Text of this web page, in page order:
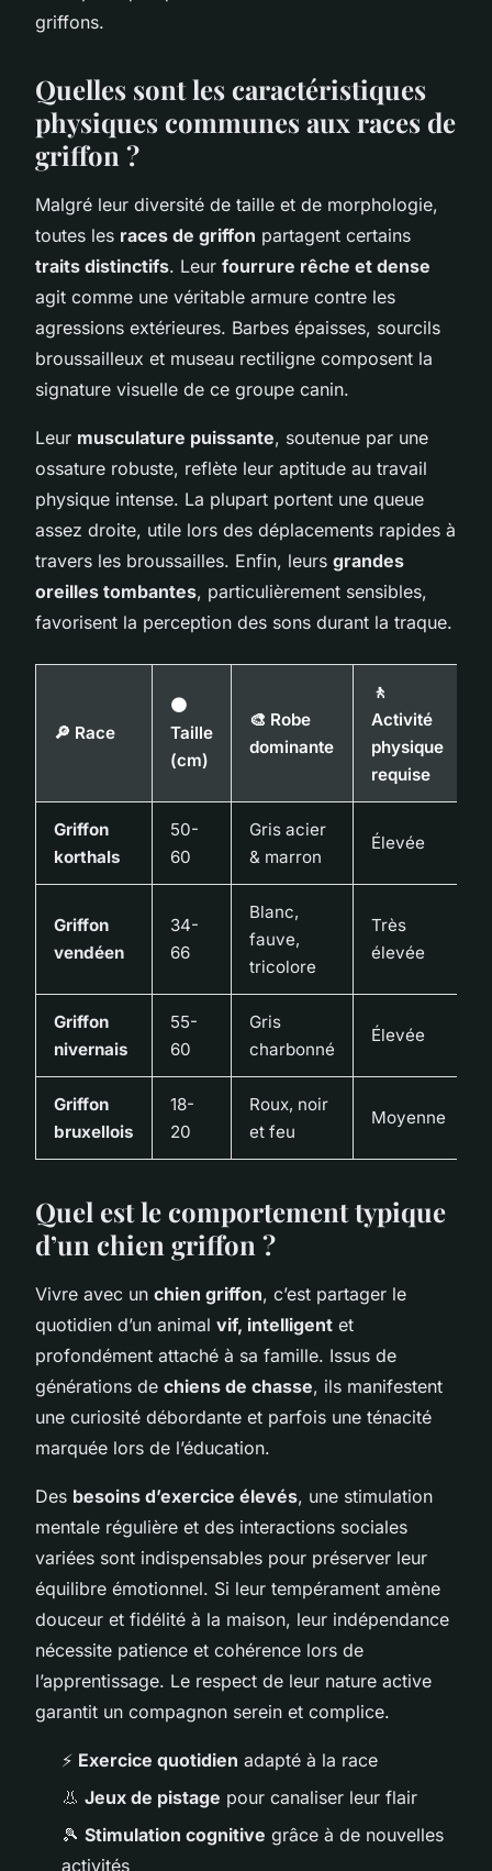
griffons.
Quelles sont les caractéristiques
physiques communes aux races de
griffon ?
Malgré leur diversité de taille et de morphologie,
toutes les races de griffon partagent certains
traits distinctifs. Leur fourrure rêche et dense
agit comme une véritable armure contre les
agressions extérieures. Barbes épaisses, sourcils
broussailleux et museau rectiligne composent la
signature visuelle de ce groupe canin.
Leur musculature puissante, soutenue par une
ossature robuste, reflète leur aptitude au travail
physique intense. La plupart portent une queue
assez droite, utile lors des déplacements rapides à
travers les broussailles. Enfin, leurs grandes
oreilles tombantes, particulièrement sensibles,
favorisent la perception des sons durant la traque.
🔎 Race
🟤
Taille
(cm)
🎨 Robe
dominante
🚶
Activité
physique
requise
Griffon
korthals
50-
60
Gris acier
& marron
Élevée
Griffon
vendéen
34-
66
Blanc,
fauve,
tricolore
Très
élevée
Griffon
nivernais
55-
60
Gris
charbonné
Élevée
Griffon
bruxellois
18-
20
Roux, noir
et feu
Moyenne
Quel est le comportement typique
d’un chien griffon ?
Vivre avec un chien griffon, c’est partager le
quotidien d’un animal vif, intelligent et
profondément attaché à sa famille. Issus de
générations de chiens de chasse, ils manifestent
une curiosité débordante et parfois une ténacité
marquée lors de l’éducation.
Des besoins d’exercice élevés, une stimulation
mentale régulière et des interactions sociales
variées sont indispensables pour préserver leur
équilibre émotionnel. Si leur tempérament amène
douceur et fidélité à la maison, leur indépendance
nécessite patience et cohérence lors de
l’apprentissage. Le respect de leur nature active
garantit un compagnon serein et complice.
⚡ Exercice quotidien adapté à la race
👃 Jeux de pistage pour canaliser leur flair
🎾 Stimulation cognitive grâce à de nouvelles
activités